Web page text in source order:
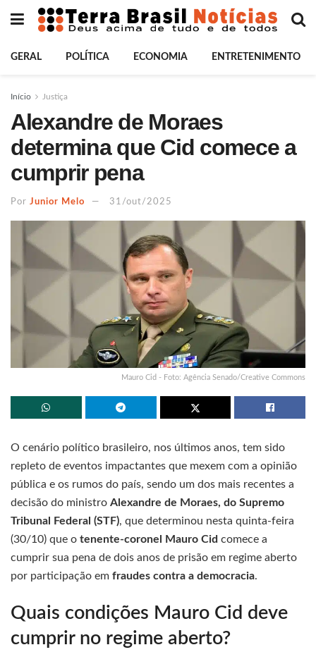
GERAL POLÍTICA ECONOMIA ENTRETENIMENTO
Início Justiça
Alexandre de Moraes
determina que Cid comece a
cumprir pena
Por Junior Melo 31/out/2025
Mauro Cid - Foto: Agência Senado/Creative Commons
O cenário político brasileiro, nos últimos anos, tem sido
repleto de eventos impactantes que mexem com a opinião
pública e os rumos do país, sendo um dos mais recentes a
decisão do ministro Alexandre de Moraes, do Supremo
Tribunal Federal (STF), que determinou nesta quinta-feira
(30/10) que o tenente-coronel Mauro Cid comece a
cumprir sua pena de dois anos de prisão em regime aberto
por participação em fraudes contra a democracia.
Quais condições Mauro Cid deve
cumprir no regime aberto?